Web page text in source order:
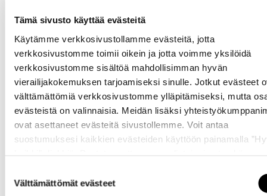
Tämä sivusto käyttää evästeitä
Käytämme verkkosivustollamme evästeitä, jotta
verkkosivustomme toimii oikein ja jotta voimme yksilöidä
verkkosivustomme sisältöä mahdollisimman hyvän
vierailijakokemuksen tarjoamiseksi sinulle. Jotkut evästeet
välttämättömiä verkkosivustomme ylläpitämiseksi, mutta
evästeistä on valinnaisia. Meidän lisäksi
ovat asettaneet evästeitä sivustollemme. Voit antaa
suostumuksesi kaikkien evästeiden käyttöön painamalla
valinta
Välttämättömät evästeet
Katso saatavuus
myymälässä